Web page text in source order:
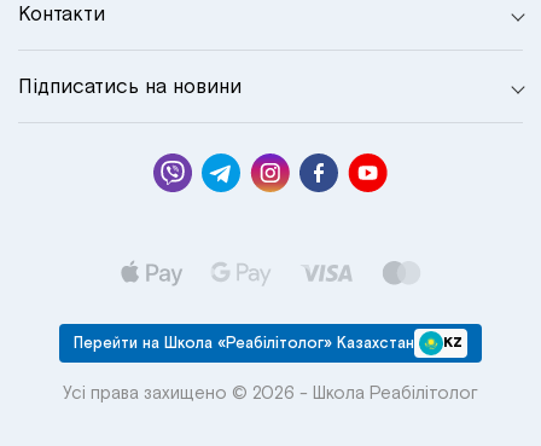
Контакти
Підписатись на новини
Перейти на Школа «Реабілітолог» Казахстан KZ
Усі права захищено © 2026 - Школа Реабілітолог